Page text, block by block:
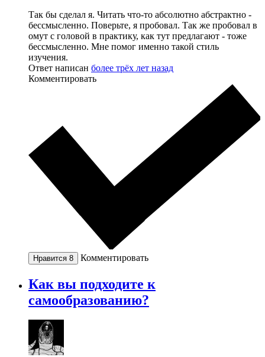
Так бы сделал я. Читать что-то абсолютно абстрактно -
бессмысленно. Поверьте, я пробовал. Так же пробовал в
омут с головой в практику, как тут предлагают - тоже
бессмысленно. Мне помог именно такой стиль
изучения.
Ответ написан более трёх лет назад
Комментировать
Нравится 8 Комментировать
Как вы подходите к
самообразованию?